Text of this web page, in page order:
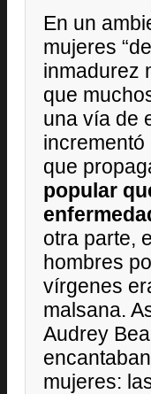
En un
mujeres
inmadurez
que
una vía de
que
popular
otra parte,
hombres
vírgenes
malsana.
Audrey
mujeres: